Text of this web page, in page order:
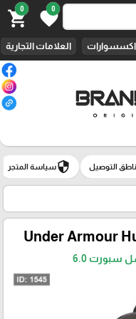
0
favorite
0
shopping_cart
اكسسوارات العلامات التجارية
التوصيل securityسياسة المتجر
Under Armour
سبورت 6.0